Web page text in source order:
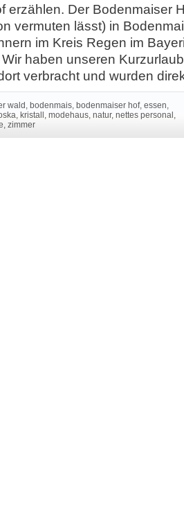
erzählen. Der Bodenmaiser
vermuten lässt) in
im Kreis Regen im
haben unseren
verbracht und wurden
wald , bodenmais, bodenmaiser hof, essen,
, kristall , modehaus, natur, nettes personal ,
, zimmer